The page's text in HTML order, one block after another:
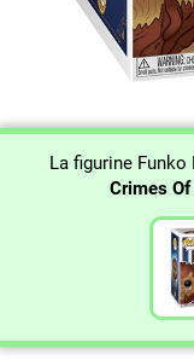
La figurine Funko
Crimes